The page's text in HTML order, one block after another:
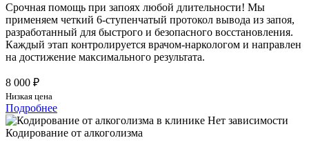
Срочная помощь при запоях любой длительности! Мы
применяем четкий 6-ступенчатый протокол вывода из запоя,
разработанный для быстрого и безопасного восстановления.
Каждый этап контролируется врачом-наркологом и направлен
на достижение максимального результата.
8 000 ₽
Низкая цена
Подробнее
Кодирование от алкоголизма